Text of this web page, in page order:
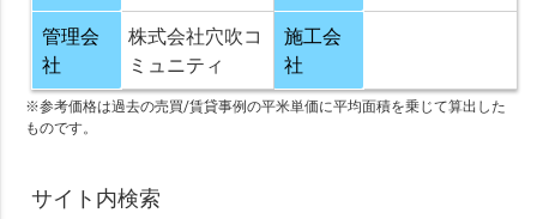
管理会
社
株式会社穴吹コ
ミュニティ
施工会
社
※参考価格は過去の売買/賃貸事例の平米単価に平均面積を乗じて算出した
ものです。
サイト内検索